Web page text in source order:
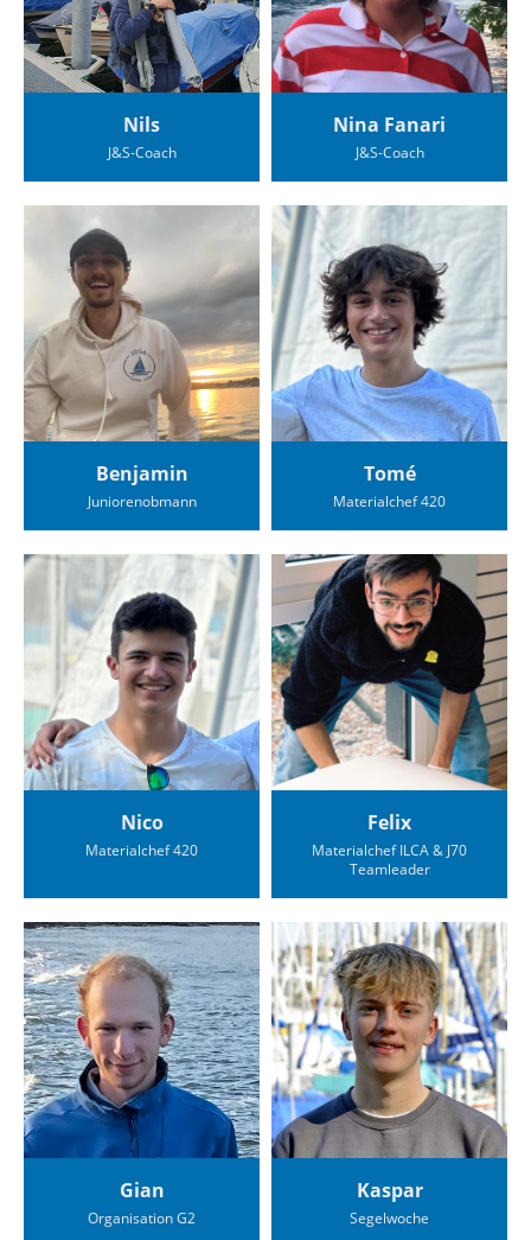
Nils
J&S-Coach
Nina Fanari
J&S-Coach
Benjamin
Juniorenobmann
Tomé
Materialchef 420
Nico
Materialchef 420
Felix
Materialchef ILCA & J70
Teamleader
Gian
Organisation G2
Kaspar
Segelwoche